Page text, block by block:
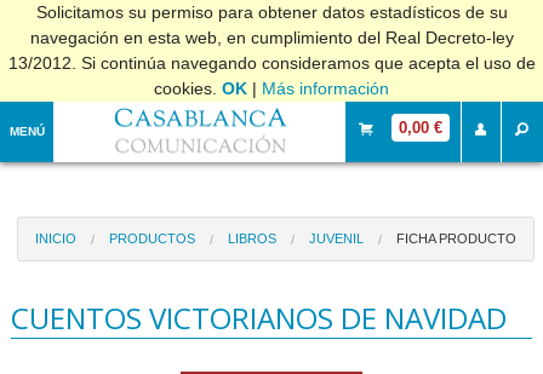
Solicitamos su permiso para obtener datos estadísticos de su
navegación en esta web, en cumplimiento del Real Decreto-ley
13/2012. Si continúa navegando consideramos que acepta el uso de
cookies. OK | Más información
MENÚ 0,00 €
INICIO PRODUCTOS LIBROS JUVENIL FICHA PRODUCTO
CUENTOS VICTORIANOS DE NAVIDAD